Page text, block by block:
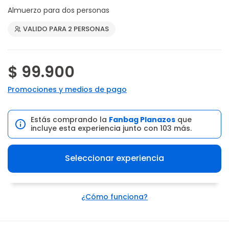
Almuerzo para dos personas
VALIDO PARA 2 PERSONAS
$ 99.900
Promociones y medios de pago
Estás comprando la Fanbag Planazos que
incluye esta experiencia junto con 103 más.
Seleccionar experiencia
¿Cómo funciona?